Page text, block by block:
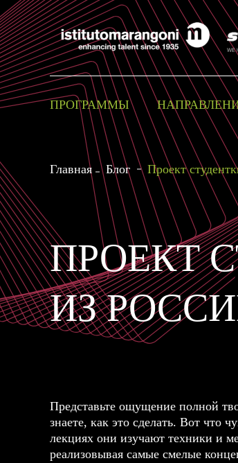
ПРОГРАММЫ
Главная Блог Проект
ПРОЕКТ
ИЗ
Представьте ощущение полной
знаете, как это сделать. Вот что
лекциях они изучают техники и
реализовывая самые смелые